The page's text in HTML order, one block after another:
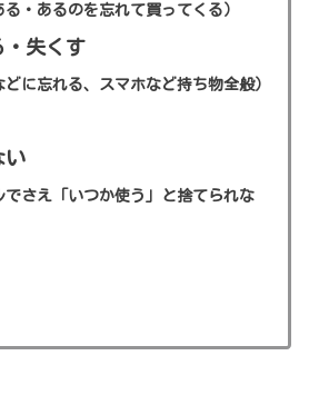
る・あるのを忘れて買ってくる）
・失くす
どに忘れる、スマホなど持ち物全般）
い
でさえ「いつか使う」と捨てられな